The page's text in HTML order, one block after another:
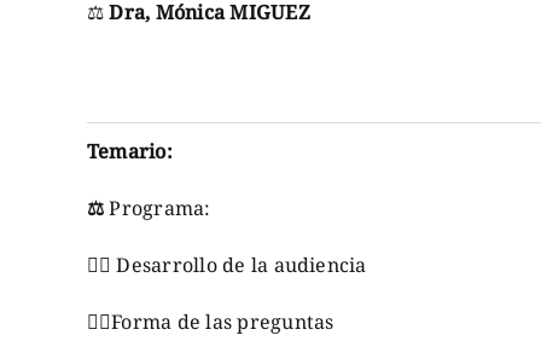
⚖Dra, Mónica MIGUEZ
Temario:
⚖Programa:
👉🏼 Desarrollo de la audiencia
👉🏼Forma de las preguntas